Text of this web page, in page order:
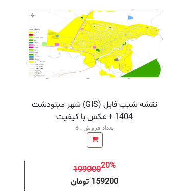
نقشه شیپ فایل (GIS) شهر مینودشت
1404 + عکس با کیفیت
تعداد فروش : 6
19900020%
159200 تومان